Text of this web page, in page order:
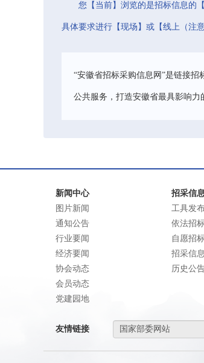
您【当前】浏览的是招标信息的
具体要求进行【现场】或【线上（注
“安徽省招标采购信息网”是链接
公共服务，打造安徽省最具影响力
新闻中心
图片新闻
通知公告
行业要闻
经济要闻
协会动态
会员动态
党建园地
招采信
工具发
依法招
自愿招
招采信
历史公
友情链接